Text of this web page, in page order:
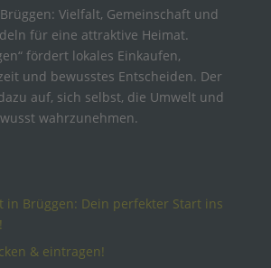
Vielfalt, Gemeinschaft und
für eine attraktive Heimat.
fördert lokales Einkaufen,
und bewusstes Entscheiden. Der
auf, sich selbst, die Umwelt und
wahrzunehmen.
in Brüggen: Dein perfekter Start ins
& eintragen!